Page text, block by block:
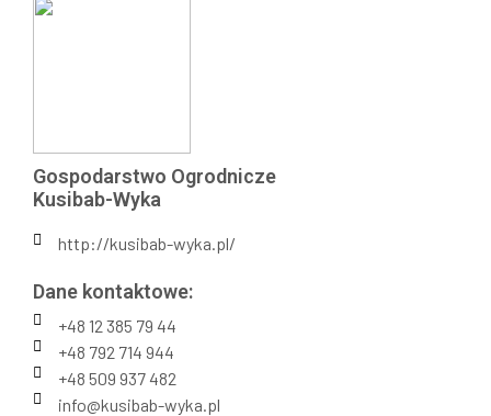
Gospodarstwo Ogrodnicze
Kusibab-Wyka
http://kusibab-wyka.pl/
Dane kontaktowe:
+48 12 385 79 44
+48 792 714 944
+48 509 937 482
info@kusibab-wyka.pl